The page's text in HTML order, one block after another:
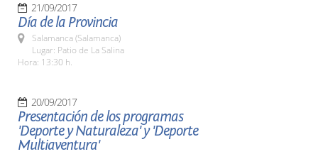
21/09/2017
Día de la Provincia
Salamanca (Salamanca)
Lugar: Patio de La Salina
Hora: 13:30 h.
20/09/2017
Presentación de los programas
'Deporte y Naturaleza' y 'Deporte
Multiaventura'